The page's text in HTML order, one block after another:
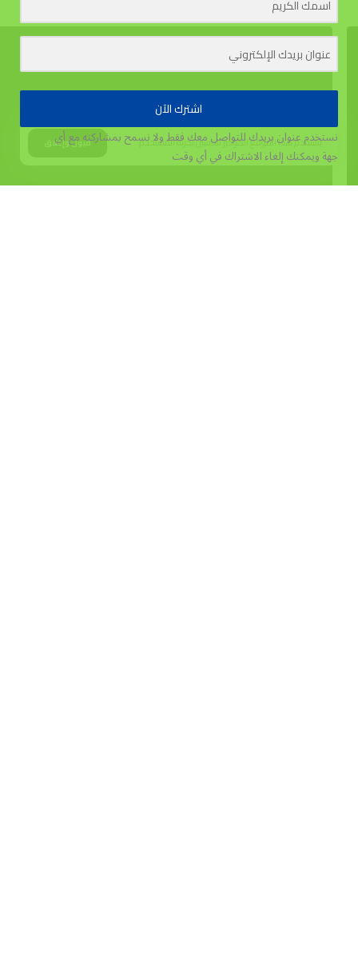
يستخدم هذا الموقع الكوكيز لتحسين تجربة المستخدم. قبول وإغلاق
اشترك الآن
نستخدم عنوان بريدك للتواصل معك فقط ولا نسمح بمشاركته مع أي
جهةويمكنك إلغاء الاشتراك في أي وقت